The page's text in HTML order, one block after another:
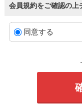
会員規約をご確認の上
同意する